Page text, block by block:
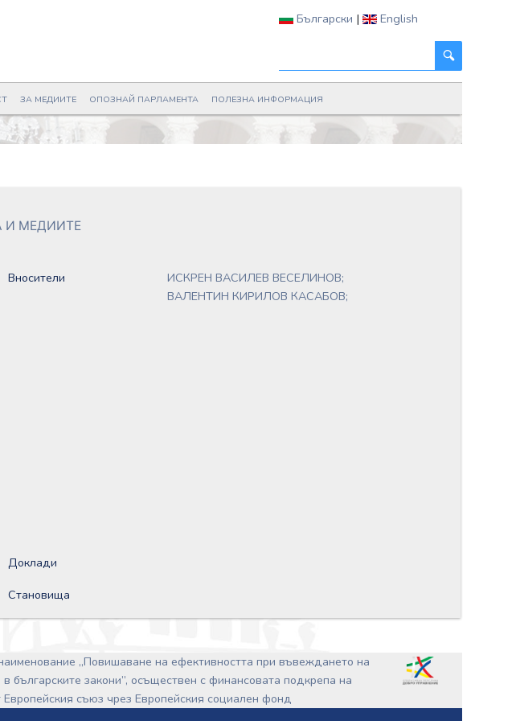
Български | English
ЗА МЕДИИТЕ ОПОЗНАЙ ПАРЛАМЕНТА ПОЛЕЗНА ИНФОРМАЦИЯ
И МЕДИИТЕ
Вносители
ИСКРЕН ВАСИЛЕВ ВЕСЕЛИНОВ;
ВАЛЕНТИН КИРИЛОВ КАСАБОВ;
Доклади
Становища
„Повишаване на ефективността при въвеждането на
българските закони”, осъществен с финансовата подкрепа на
съюз чрез Европейския социален фонд